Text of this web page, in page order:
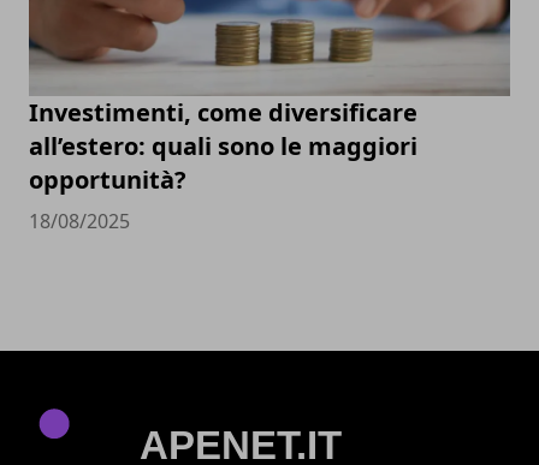
Investimenti, come diversificare
all’estero: quali sono le maggiori
opportunità?
18/08/2025